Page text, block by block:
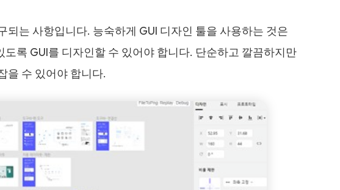
는 사항입니다. 능숙하게 GUI 디자인 툴을 사용하는 것은
록 GUI를 디자인할 수 있어야 합니다. 단순하고 깔끔하지만
을 수 있어야 합니다.